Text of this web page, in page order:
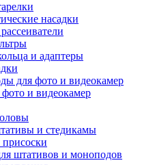
насадки
и адаптеры
для фото и видеокамер
и видеокамер
и стедикамы
штативов и моноподов